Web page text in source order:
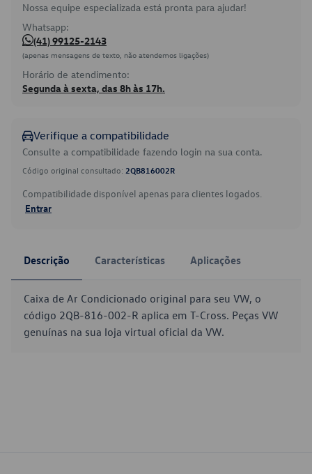
Nossa equipe especializada está pronta para ajudar!
Whatsapp:
(41) 99125-2143
(apenas mensagens de texto, não atendemos ligações)
Horário de atendimento:
Segunda à sexta, das 8h às 17h.
Verifique a compatibilidade
Consulte a compatibilidade fazendo login na sua conta.
Código original consultado: 2QB816002R
Compatibilidade disponível apenas para clientes logados.
Entrar
Descrição Características Aplicações
Caixa de Ar Condicionado original para seu VW, o
código 2QB-816-002-R aplica em T-Cross. Peças VW
genuínas na sua loja virtual oficial da VW.